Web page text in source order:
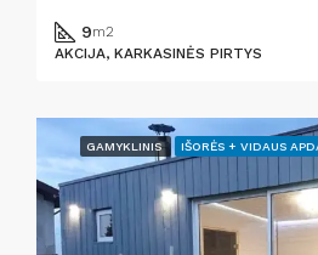
9m2
AKCIJA, KARKASINĖS PIRTYS
GAMYKLINIS IŠORĖS + VIDAUS